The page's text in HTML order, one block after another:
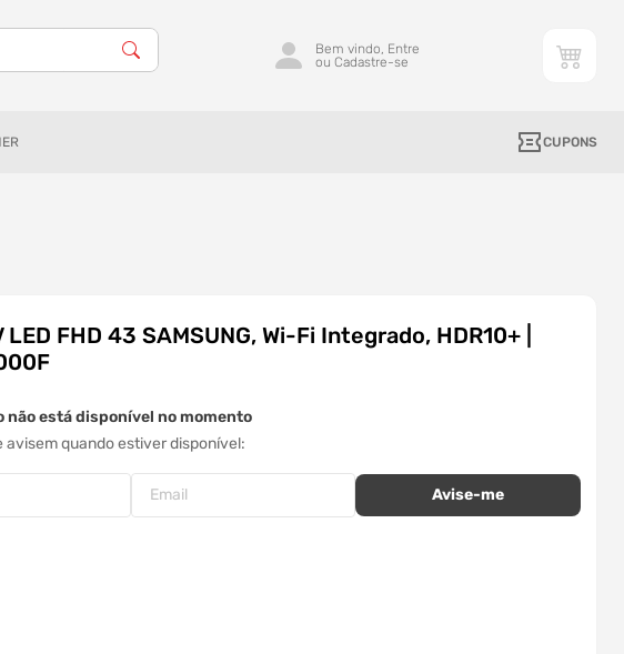
Bem vindo, Entre
ou Cadastre-se
CUPONS
FHD 43 SAMSUNG, Wi-Fi Integrado, HDR10+ |
não está disponível no momento
avisem quando estiver disponível